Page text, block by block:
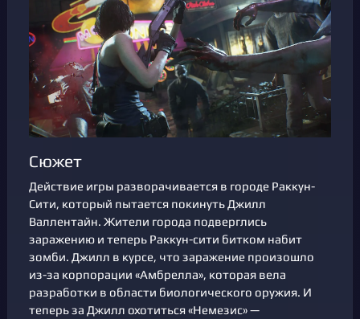
Сюжет
Действие игры разворачивается в городе Раккун-
Сити, который пытается покинуть Джилл
Валлентайн. Жители города подверглись
заражению и теперь Раккун-сити битком набит
зомби. Джилл в курсе, что заражение произошло
из-за корпорации «Амбрелла», которая вела
разработки в области биологического оружия. И
теперь за Джилл охотиться «Немезис» —